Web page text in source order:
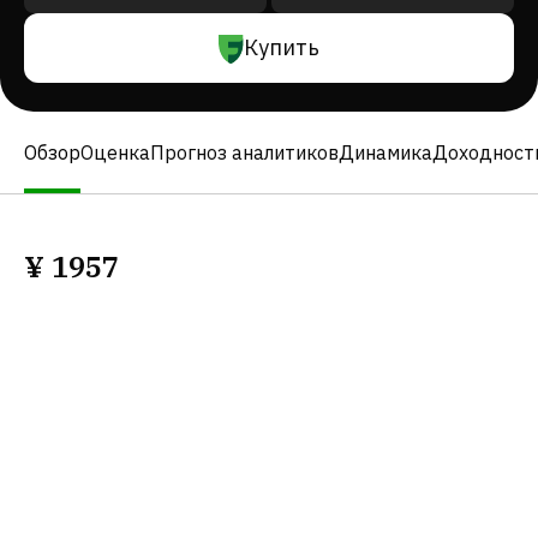
Купить
ОбзорОценкаПрогноз аналитиковДинамика
¥ 1957